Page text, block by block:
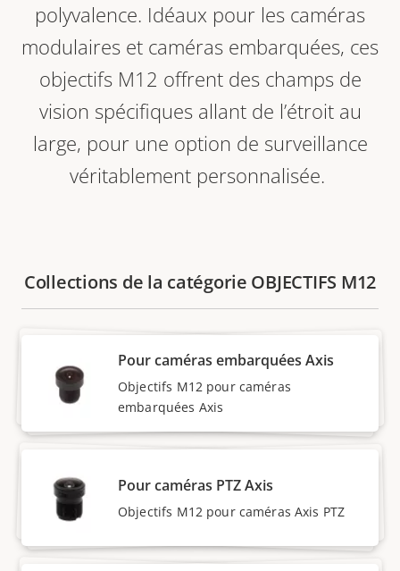
polyvalence. Idéaux pour les caméras
modulaires et caméras embarquées, ces
objectifs M12 offrent des champs de
vision spécifiques allant de l’étroit au
large, pour une option de surveillance
véritablement personnalisée.
Collections de la catégorie OBJECTIFS M12
Pour caméras embarquées Axis
Objectifs M12 pour caméras
embarquées Axis
Pour caméras PTZ Axis
Objectifs M12 pour caméras Axis PTZ